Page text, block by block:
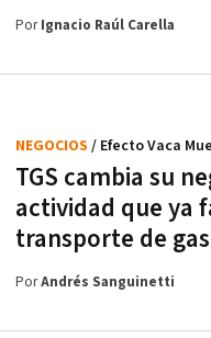
PorIgnacio Raúl Carella
TGS cambia su
actividad que ya
transporte de gas
NEGOCIOS / Efecto Vaca
PorAndrés Sanguinetti